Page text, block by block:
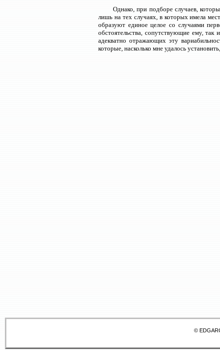
Однако, при подборе случаев,
лишь на тех случаях, в которых имела
образуют единое целое со случаями
обстоятельства, сопутствующие ему,
адекватно отражающих эту
которые, насколько мне удалось
©